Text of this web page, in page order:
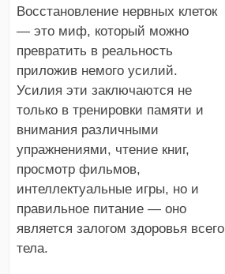
Восстановление нервных клеток
— это миф, который можно
превратить в реальность
приложив немого усилий.
Усилия эти заключаются не
только в тренировки памяти и
внимания различными
упражнениями, чтение книг,
просмотр фильмов,
интеллектуальные игры, но и
правильное питание — оно
является залогом здоровья всего
тела.